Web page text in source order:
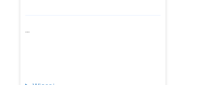
...